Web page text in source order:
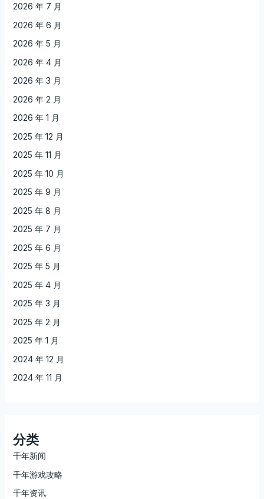
2026 年 7 月
2026 年 6 月
2026 年 5 月
2026 年 4 月
2026 年 3 月
2026 年 2 月
2026 年 1 月
2025 年 12 月
2025 年 11 月
2025 年 10 月
2025 年 9 月
2025 年 8 月
2025 年 7 月
2025 年 6 月
2025 年 5 月
2025 年 4 月
2025 年 3 月
2025 年 2 月
2025 年 1 月
2024 年 12 月
2024 年 11 月
分类
千年新闻
千年游戏攻略
千年资讯